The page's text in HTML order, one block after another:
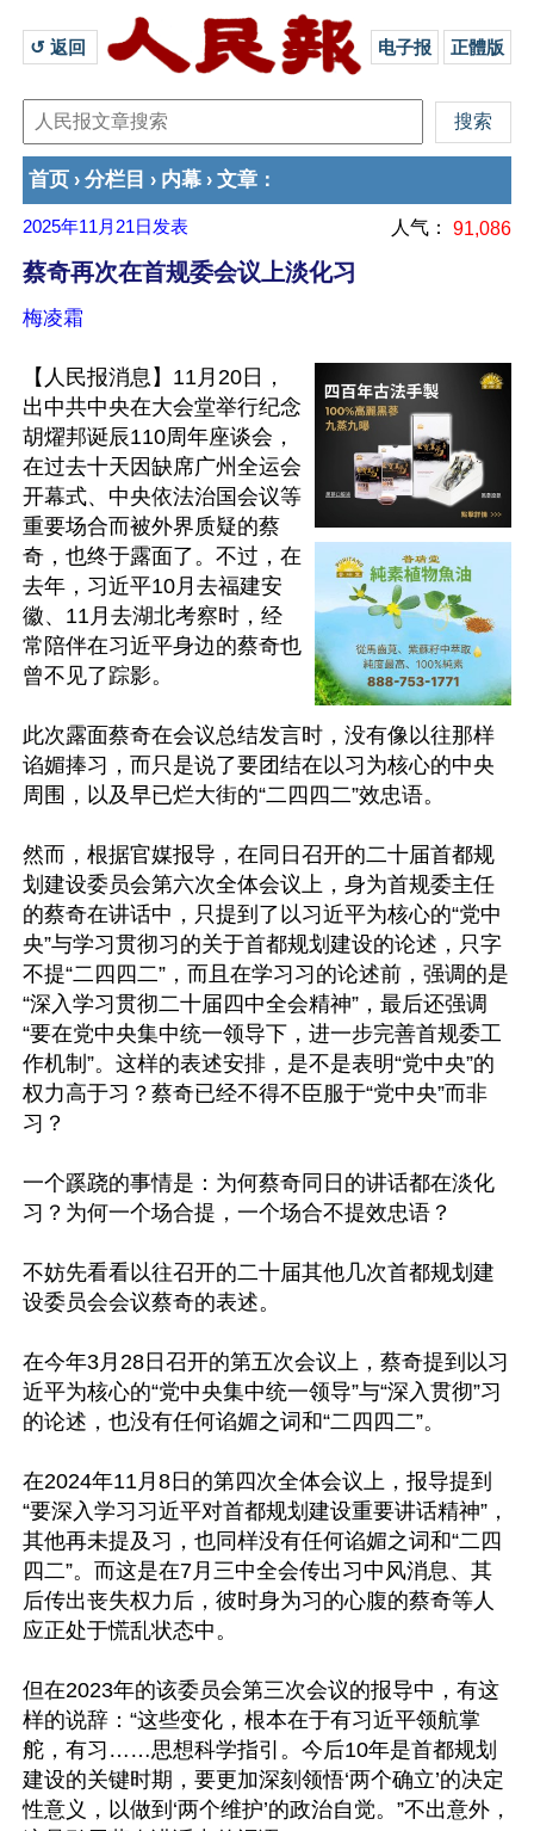
↺ 返回 电子报 正體版
首页 › 分栏目 › 内幕 › 文章 ：
2025年11月21日 发表 人气： 91,086
蔡奇再次在首规委会议上淡化习
梅凌霜
【人民报消息】11月20日，
出中共中央在大会堂举行纪念
胡燿邦诞辰110周年座谈会，
在过去十天因缺席广州全运会
开幕式、中央依法治国会议等
重要场合而被外界质疑的蔡
奇，也终于露面了。不过，在
去年，习近平10月去福建安
徽、11月去湖北考察时，经
常陪伴在习近平身边的蔡奇也
曾不见了踪影。
此次露面蔡奇在会议总结发言时，没有像以往那样
谄媚捧习，而只是说了要团结在以习为核心的中央
周围，以及早已烂大街的“二四四二”效忠语。
然而，根据官媒报导，在同日召开的二十届首都规
划建设委员会第六次全体会议上，身为首规委主任
的蔡奇在讲话中，只提到了以习近平为核心的“党中
央”与学习贯彻习的关于首都规划建设的论述，只字
不提“二四四二”，而且在学习习的论述前，强调的是
“深入学习贯彻二十届四中全会精神”，最后还强调
“要在党中央集中统一领导下，进一步完善首规委工
作机制”。这样的表述安排，是不是表明“党中央”的
权力高于习？蔡奇已经不得不臣服于“党中央”而非
习？
一个蹊跷的事情是：为何蔡奇同日的讲话都在淡化
习？为何一个场合提，一个场合不提效忠语？
不妨先看看以往召开的二十届其他几次首都规划建
设委员会会议蔡奇的表述。
在今年3月28日召开的第五次会议上，蔡奇提到以习
近平为核心的“党中央集中统一领导”与“深入贯彻”习
的论述，也没有任何谄媚之词和“二四四二”。
在2024年11月8日的第四次全体会议上，报导提到
“要深入学习习近平对首都规划建设重要讲话精神”，
其他再未提及习，也同样没有任何谄媚之词和“二四
四二”。而这是在7月三中全会传出习中风消息、其
后传出丧失权力后，彼时身为习的心腹的蔡奇等人
应正处于慌乱状态中。
但在2023年的该委员会第三次会议的报导中，有这
样的说辞：“这些变化，根本在于有习近平领航掌
舵，有习……思想科学指引。今后10年是首都规划
建设的关键时期，要更加深刻领悟‘两个确立’的决定
性意义，以做到‘两个维护’的政治自觉。”不出意外，